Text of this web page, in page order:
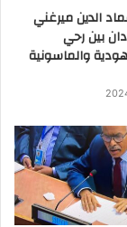
الدين ميرغني
بين رحي
والماسونية